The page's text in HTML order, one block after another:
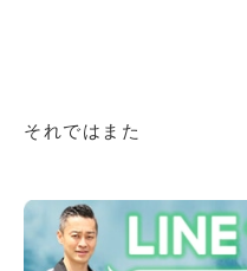
それではまた